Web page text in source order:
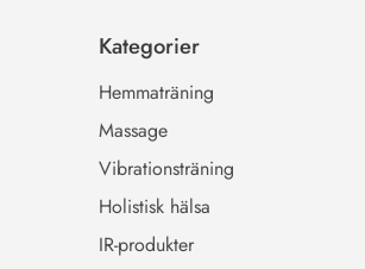
Kategorier
Hemmaträning
Massage
Vibrationsträning
Holistisk hälsa
IR-produkter